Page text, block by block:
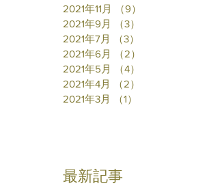
2021年11月
（9）
2021年9月
（3）
2021年7月
（3）
2021年6月
（2）
2021年5月
（4）
2021年4月
（2）
2021年3月
（1）
最新記事